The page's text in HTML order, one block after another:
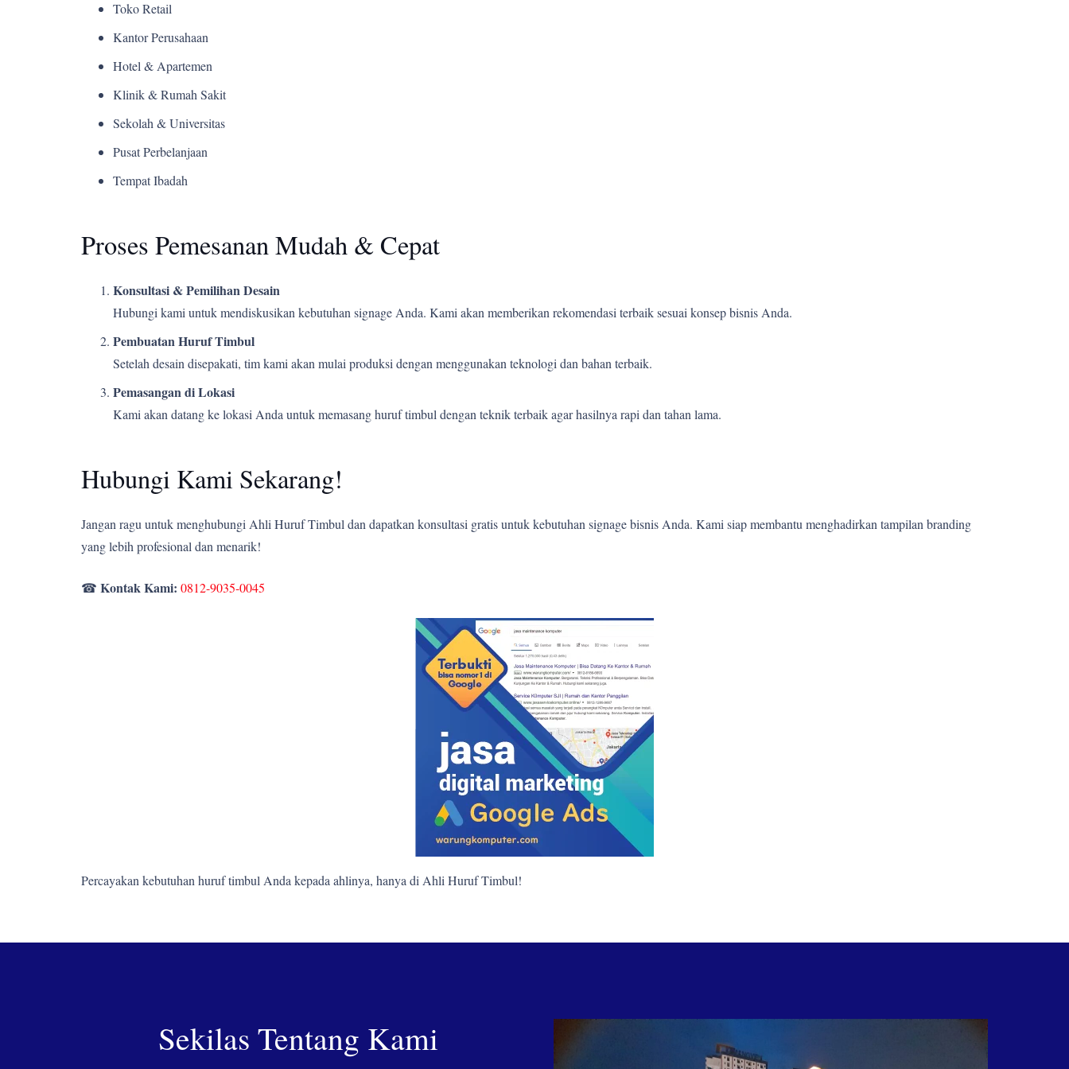
Toko Retail
Kantor Perusahaan
Hotel & Apartemen
Klinik & Rumah Sakit
Sekolah & Universitas
Pusat Perbelanjaan
Tempat Ibadah
Proses Pemesanan Mudah & Cepat
Konsultasi & Pemilihan Desain
Hubungi kami untuk mendiskusikan kebutuhan signage Anda. Kami akan memberikan rekomendasi terbaik sesuai konsep bisnis Anda.
Pembuatan Huruf Timbul
Setelah desain disepakati, tim kami akan mulai produksi dengan menggunakan teknologi dan bahan terbaik.
Pemasangan di Lokasi
Kami akan datang ke lokasi Anda untuk memasang huruf timbul dengan teknik terbaik agar hasilnya rapi dan tahan lama.
Hubungi Kami Sekarang!
Jangan ragu untuk menghubungi Ahli Huruf Timbul dan dapatkan konsultasi gratis untuk kebutuhan signage bisnis Anda. Kami siap membantu menghadirkan tampilan branding
yang lebih profesional dan menarik!
☎ Kontak Kami: 0812-9035-0045
Percayakan kebutuhan huruf timbul Anda kepada ahlinya, hanya di Ahli Huruf Timbul!
Sekilas Tentang Kami